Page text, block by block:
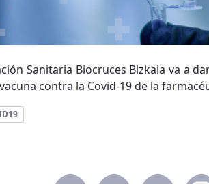
Sanitaria Biocruces Bizkaia va a
contra la Covid-19 de la